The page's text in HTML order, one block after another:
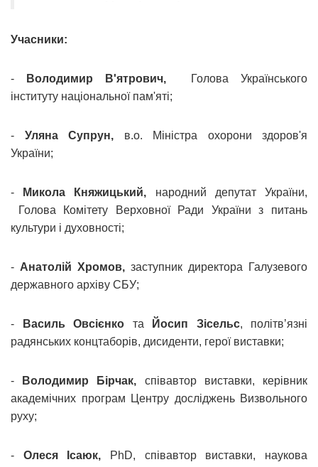
Учасники:
- Володимир В'ятрович, Голова Українського
інституту національної пам'яті;
- Уляна Супрун, в.о. Міністра охорони здоров'я
України;
- Микола Княжицький, народний депутат України,
Голова Комітету Верховної Ради України з питань
культури і духовності;
- Анатолій Хромов, заступник директора Галузевого
державного архіву СБУ;
- Василь Овсієнко та Йосип Зісельс, політв’язні
радянських концтаборів, дисиденти, герої виставки;
- Володимир Бірчак, співавтор виставки, керівник
академічних програм Центру досліджень Визвольного
руху;
- Олеся Ісаюк, PhD, співавтор виставки, наукова